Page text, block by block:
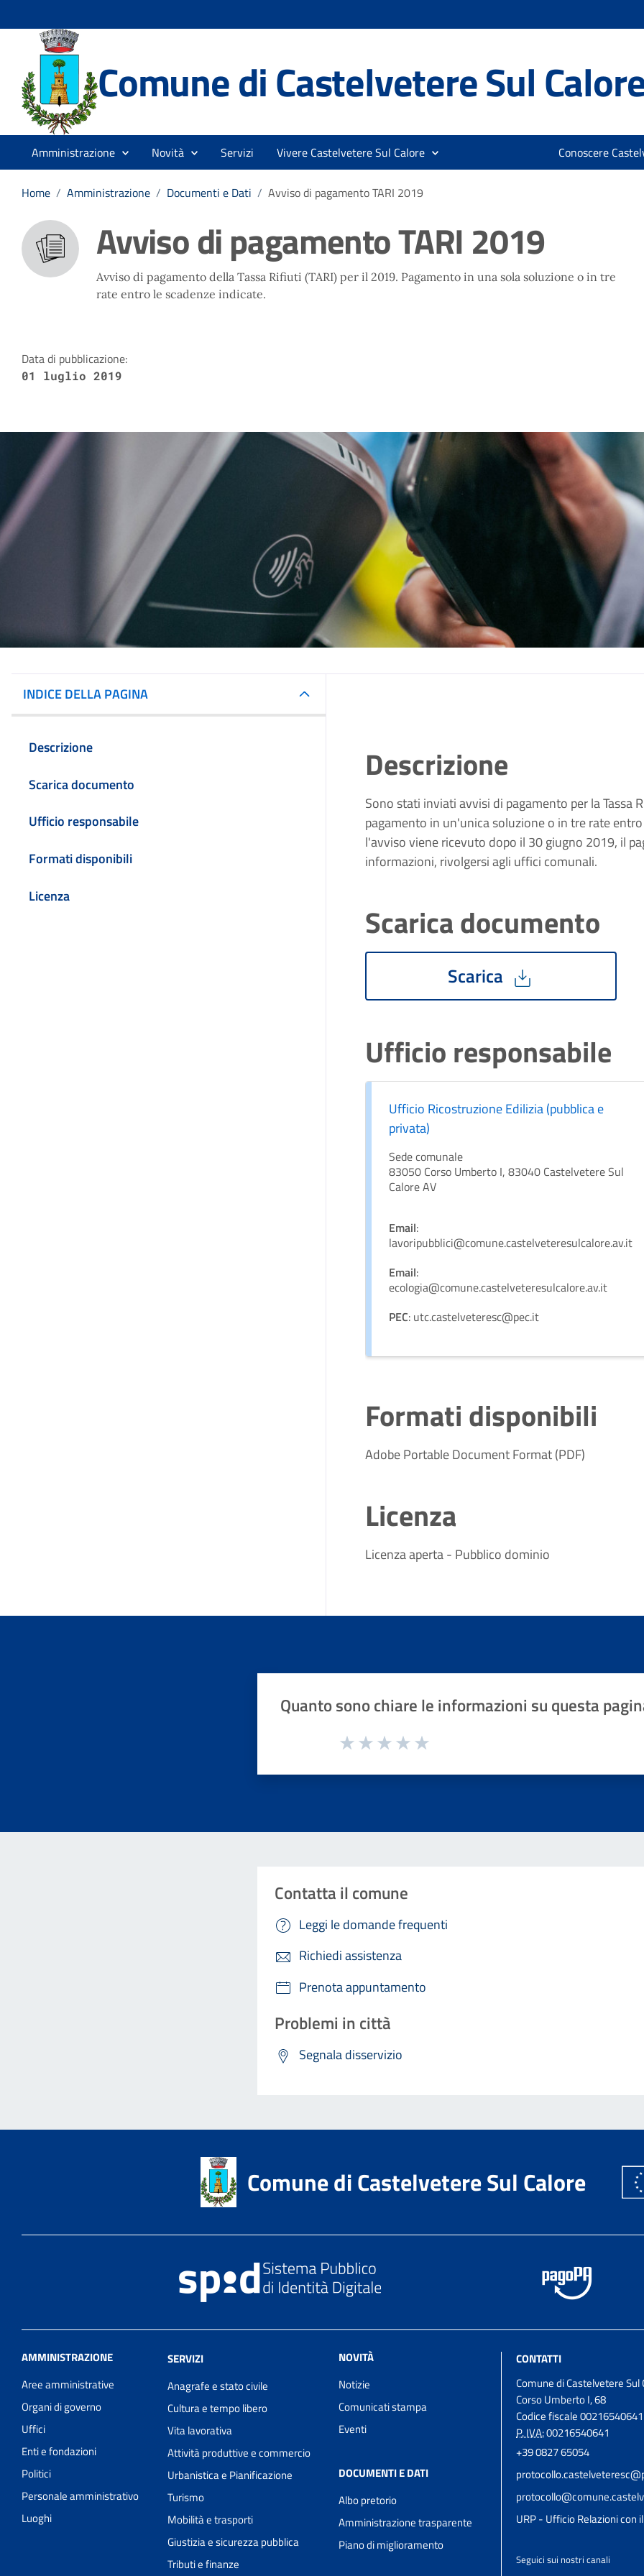
Comune di Castelvetere Sul
Amministrazione Novità Servizi Vivere Castelvetere Sul Calore Conoscere
Home / Amministrazione / Documenti e Dati / Avviso di pagamento TARI 2019
Avviso di pagamento TARI 2019
Avviso di pagamento della Tassa Rifiuti (TARI) per il 2019. Pagamento in una sola soluzione o in tre
rate entro le scadenze indicate.
Data di pubblicazione:
01 luglio 2019
INDICE DELLA PAGINA
Descrizione
Scarica documento
Ufficio responsabile
Formati disponibili
Licenza
Descrizione
Sono stati inviati avvisi di pagamento per la Tassa
pagamento in un'unica soluzione o in tre rate
l'avviso viene ricevuto dopo il 30 giugno 2019, il
informazioni, rivolgersi agli uffici comunali.
Scarica documento
Scarica
Ufficio responsabile
Ufficio Ricostruzione Edilizia (pubblica e
privata)
Sede comunale
83050 Corso Umberto I, 83040 Castelvetere Sul
Calore AV
Email:
lavoripubblici@comune.castelveteresulcalore.av.it
Email:
ecologia@comune.castelveteresulcalore.av.it
PEC: utc.castelveteresc@pec.it
Formati disponibili
Adobe Portable Document Format (PDF)
Licenza
Licenza aperta - Pubblico dominio
Quanto sono chiare le informazioni su questa
Valuta da 1 a 5 stelle la pagina
Contatta il comune
Leggi le domande frequenti
Richiedi assistenza
Prenota appuntamento
Problemi in città
Segnala disservizio
Comune di Castelvetere Sul Calore
AMMINISTRAZIONE
Aree amministrative
Organi di governo
Uffici
Enti e fondazioni
Politici
Personale amministrativo
Luoghi
SERVIZI
Anagrafe e stato civile
Cultura e tempo libero
Vita lavorativa
Attività produttive e commercio
Urbanistica e Pianificazione
Turismo
Mobilità e trasporti
Giustizia e sicurezza pubblica
Tributi e finanze
NOVITÀ
Notizie
Comunicati stampa
Eventi
DOCUMENTI E DATI
Albo pretorio
Amministrazione trasparente
Piano di miglioramento
CONTATTI
Comune di Castelvetere Sul
Corso Umberto I, 68
Codice fiscale 00216540641
P. IVA:00216540641
+39 0827 65054
URP - Ufficio Relazioni con
Seguici sui nostri canali